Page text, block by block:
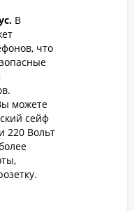
В
что
можете
сейф
220 Вольт